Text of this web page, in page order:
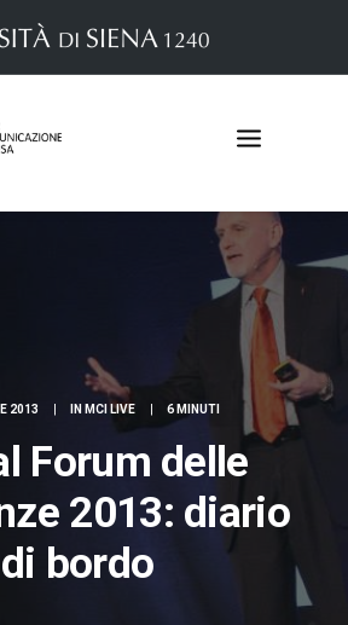
2013 IN MCI LIVE 6 MINUTI
Forum delle
2013: diario
di bordo